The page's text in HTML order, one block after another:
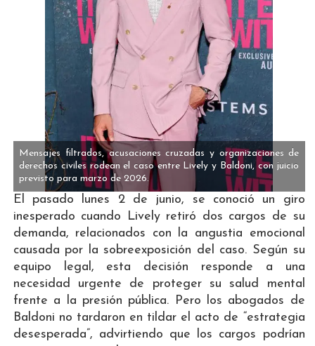
Mensajes filtrados, acusaciones cruzadas y organizaciones de
derechos civiles rodean el caso entre Lively y Baldoni, con juicio
previsto para marzo de 2026.
El pasado lunes 2 de junio, se conoció un giro
inesperado cuando Lively retiró dos cargos de su
demanda, relacionados con la angustia emocional
causada por la sobreexposición del caso. Según su
equipo legal, esta decisión responde a una
necesidad urgente de proteger su salud mental
frente a la presión pública. Pero los abogados de
Baldoni no tardaron en tildar el acto de “estrategia
desesperada”, advirtiendo que los cargos podrían